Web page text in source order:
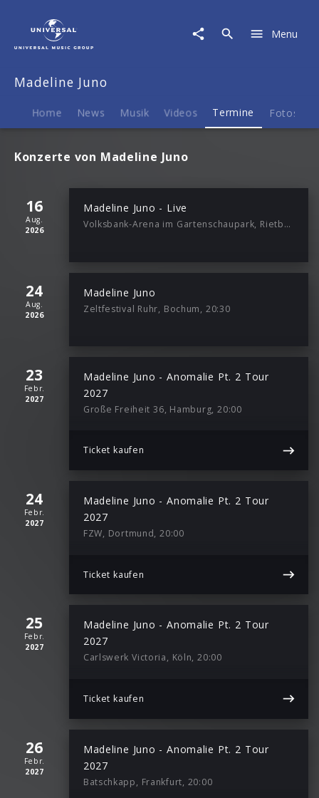
Termine
Menu
Madeline Juno
Home News Musik Videos Termine Fotos
Konzerte von Madeline Juno
16
Aug.
2026
Madeline Juno - Live
Volksbank-Arena im Gartenschaupark, Rietberg, 19:00
24
Aug.
2026
Madeline Juno
Zeltfestival Ruhr, Bochum, 20:30
23
Febr.
2027
Madeline Juno - Anomalie Pt. 2 Tour
2027
Große Freiheit 36, Hamburg, 20:00
Ticket kaufen
24
Febr.
2027
Madeline Juno - Anomalie Pt. 2 Tour
2027
FZW, Dortmund, 20:00
Ticket kaufen
25
Febr.
2027
Madeline Juno - Anomalie Pt. 2 Tour
2027
Carlswerk Victoria, Köln, 20:00
Ticket kaufen
26
Febr.
2027
Madeline Juno - Anomalie Pt. 2 Tour
2027
Batschkapp, Frankfurt, 20:00